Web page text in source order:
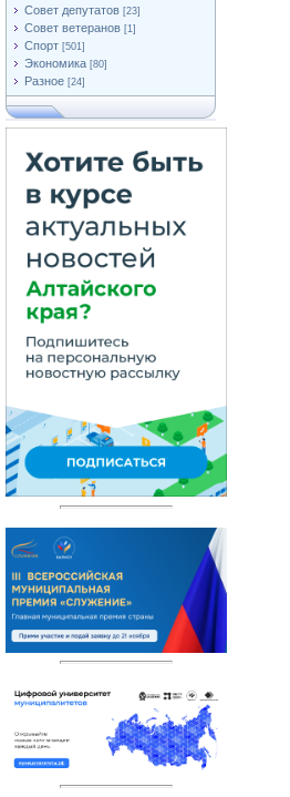
Совет депутатов [23]
Совет ветеранов [1]
Спорт [501]
Экономика [80]
Разное [24]